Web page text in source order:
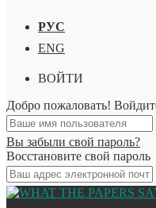
РУС
ENG
ВОЙТИ
Добро пожаловать!
Вы забыли свой пароль?
Восстановите свой пароль